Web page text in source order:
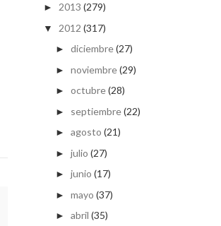
► 2013 (279)
▼ 2012 (317)
► diciembre(27)
► noviembre(29)
► octubre(28)
► septiembre(22)
► agosto (21)
► julio (27)
► junio (17)
► mayo (37)
► abril (35)